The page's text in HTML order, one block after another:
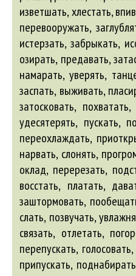
изветшать, хлестать,
перевооружать,
истерзать, забрыкать,
озирать, предавать,
намарать, уверять,
заспать, выживать,
затосковать,
удесятерять, пускать,
переохлаждать,
нарвать, слонять,
оклад, перерезать,
восстать, платать,
заштормовать,
слать, позвучать,
связать, отлетать,
перепускать,
припускать,